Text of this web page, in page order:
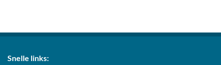
Snelle links: